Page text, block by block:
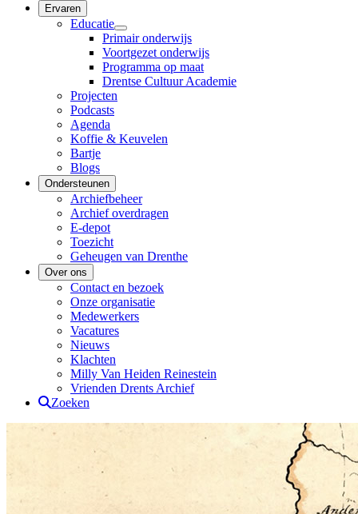
Ervaren
Educatie
Primair onderwijs
Voortgezet onderwijs
Programma op maat
Drentse Cultuur Academie
Projecten
Podcasts
Agenda
Koffie & Keuvelen
Bartje
Blogs
Ondersteunen
Archiefbeheer
Archief overdragen
E-depot
Toezicht
Geheugen van Drenthe
Over ons
Contact en bezoek
Onze organisatie
Medewerkers
Vacatures
Nieuws
Klachten
Milly Van Heiden Reinestein
Vrienden Drents Archief
Zoeken
Drents Archief